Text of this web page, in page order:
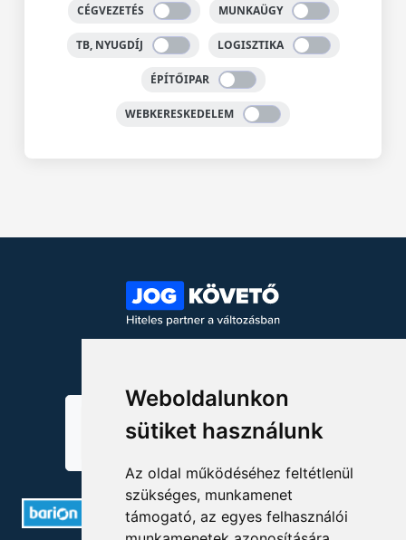
Weboldalunkon
sütiket használunk
Az oldal működéséhez feltétlenül
szükséges, munkamenet
támogató, az egyes felhasználói
CÉGVEZETÉS MUNKAÜGY
TB, NYUGDÍJ LOGISZTIKA
ÉPÍTŐIPAR
WEBKERESKEDELEM